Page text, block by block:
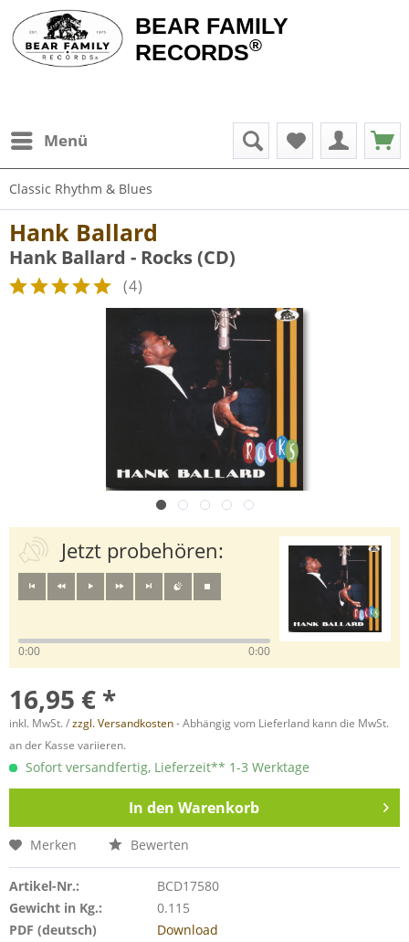
BEAR FAMILY
RECORDS®
Menü
Classic Rhythm & Blues
Hank Ballard
Hank Ballard - Rocks (CD)
(4)
Jetzt probehören:
0:00 0:00
16,95 € *
inkl. MwSt. /zzgl. Versandkosten- Abhängig vom Lieferland kann die MwSt.
an der Kasse variieren.
Sofort versandfertig, Lieferzeit** 1-3 Werktage
In den Warenkorb
Merken Bewerten
Artikel-Nr.:
BCD17580
Gewicht in Kg.:
0.115
PDF (deutsch)
Download